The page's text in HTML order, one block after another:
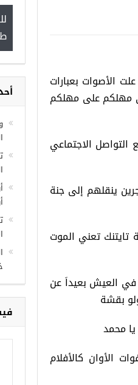
الأصوات بعبارات
مهلكم على مهلكم
الاجتماعي
ينقلهم إلى جنة
تايتنك تعني الموت
في العيش بعيداَ عن
بقشة
محمد
الأوان كالأفلام
مجموعة فرص عمل
غازي عنتاب